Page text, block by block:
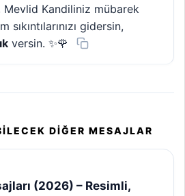
Mevlid Kandiliniz mübarek
gidersin,
versin. ✨🌹
DIĞER MESAJLAR
(2026) – Resimli,